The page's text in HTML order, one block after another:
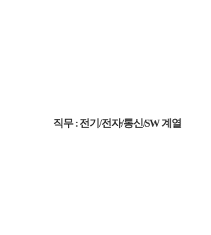
직무 : 전기/전자/통신/SW 계열